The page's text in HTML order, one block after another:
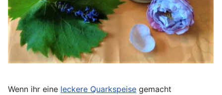
Wenn ihr eine leckere Quarkspeise gemacht